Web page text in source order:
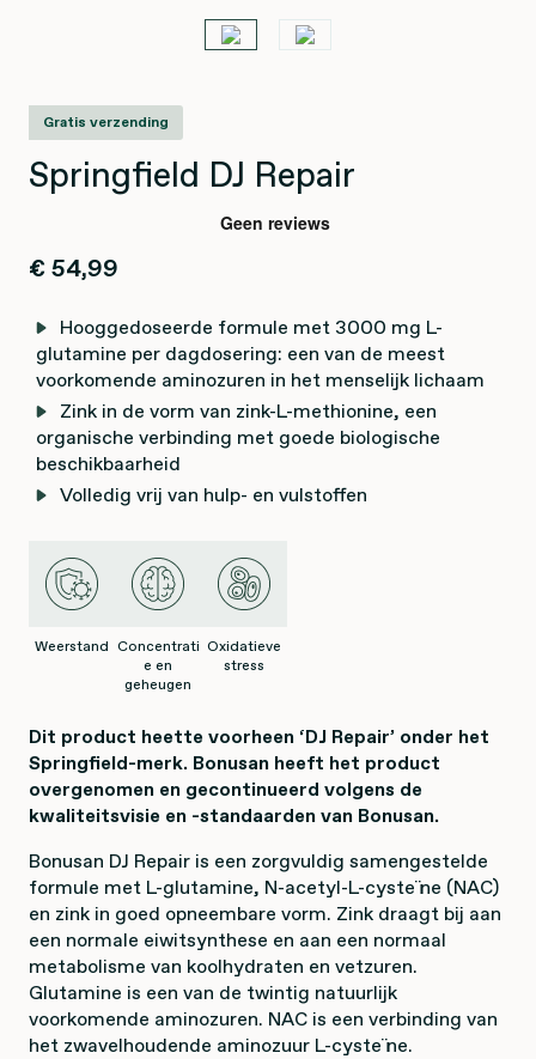
Gratis verzending
Springfield DJ Repair
€ 54,99
Hooggedoseerde formule met 3000 mg L-
glutamine per dagdosering: een van de meest
voorkomende aminozuren in het menselijk lichaam
Zink in de vorm van zink-L-methionine, een
organische verbinding met goede biologische
beschikbaarheid
Volledig vrij van hulp- en vulstoffen
Weerstand Concentrati
e en
geheugen
Oxidatieve
stress
Dit product heette voorheen ‘DJ Repair’ onder het
Springfield-merk. Bonusan heeft het product
overgenomen en gecontinueerd volgens de
kwaliteitsvisie en -standaarden van Bonusan.
Bonusan DJ Repair is een zorgvuldig samengestelde
formule met L-glutamine, N-acetyl-L-cysteïne (NAC)
en zink in goed opneembare vorm. Zink draagt bij aan
een normale eiwitsynthese en aan een normaal
metabolisme van koolhydraten en vetzuren.
Glutamine is een van de twintig natuurlijk
voorkomende aminozuren. NAC is een verbinding van
het zwavelhoudende aminozuur L-cysteïne.